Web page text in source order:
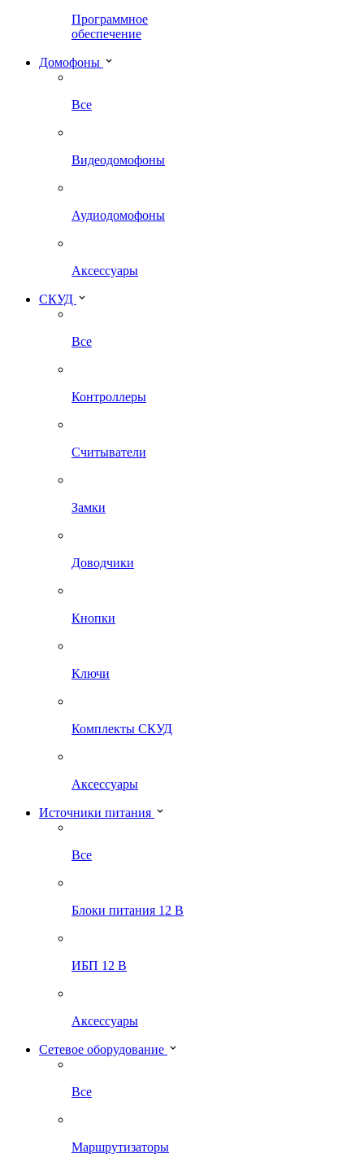
Программное
обеспечение
Домофоны
Все
Видеодомофоны
Аудиодомофоны
Аксессуары
СКУД
Все
Контроллеры
Считыватели
Замки
Доводчики
Кнопки
Ключи
Комплекты СКУД
Аксессуары
Источники питания
Все
Блоки питания 12 В
ИБП 12 В
Аксессуары
Сетевое оборудование
Все
Маршрутизаторы